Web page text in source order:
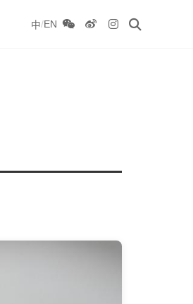
中/EN